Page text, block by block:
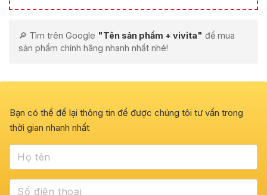
🔎 Tìm trên Google "Tên sản phẩm + vivita" để mua
sản phẩm chính hãng nhanh nhất nhé!
Bạn có thể để lại thông tin để được chúng tôi tư vấn trong
thời gian nhanh nhất